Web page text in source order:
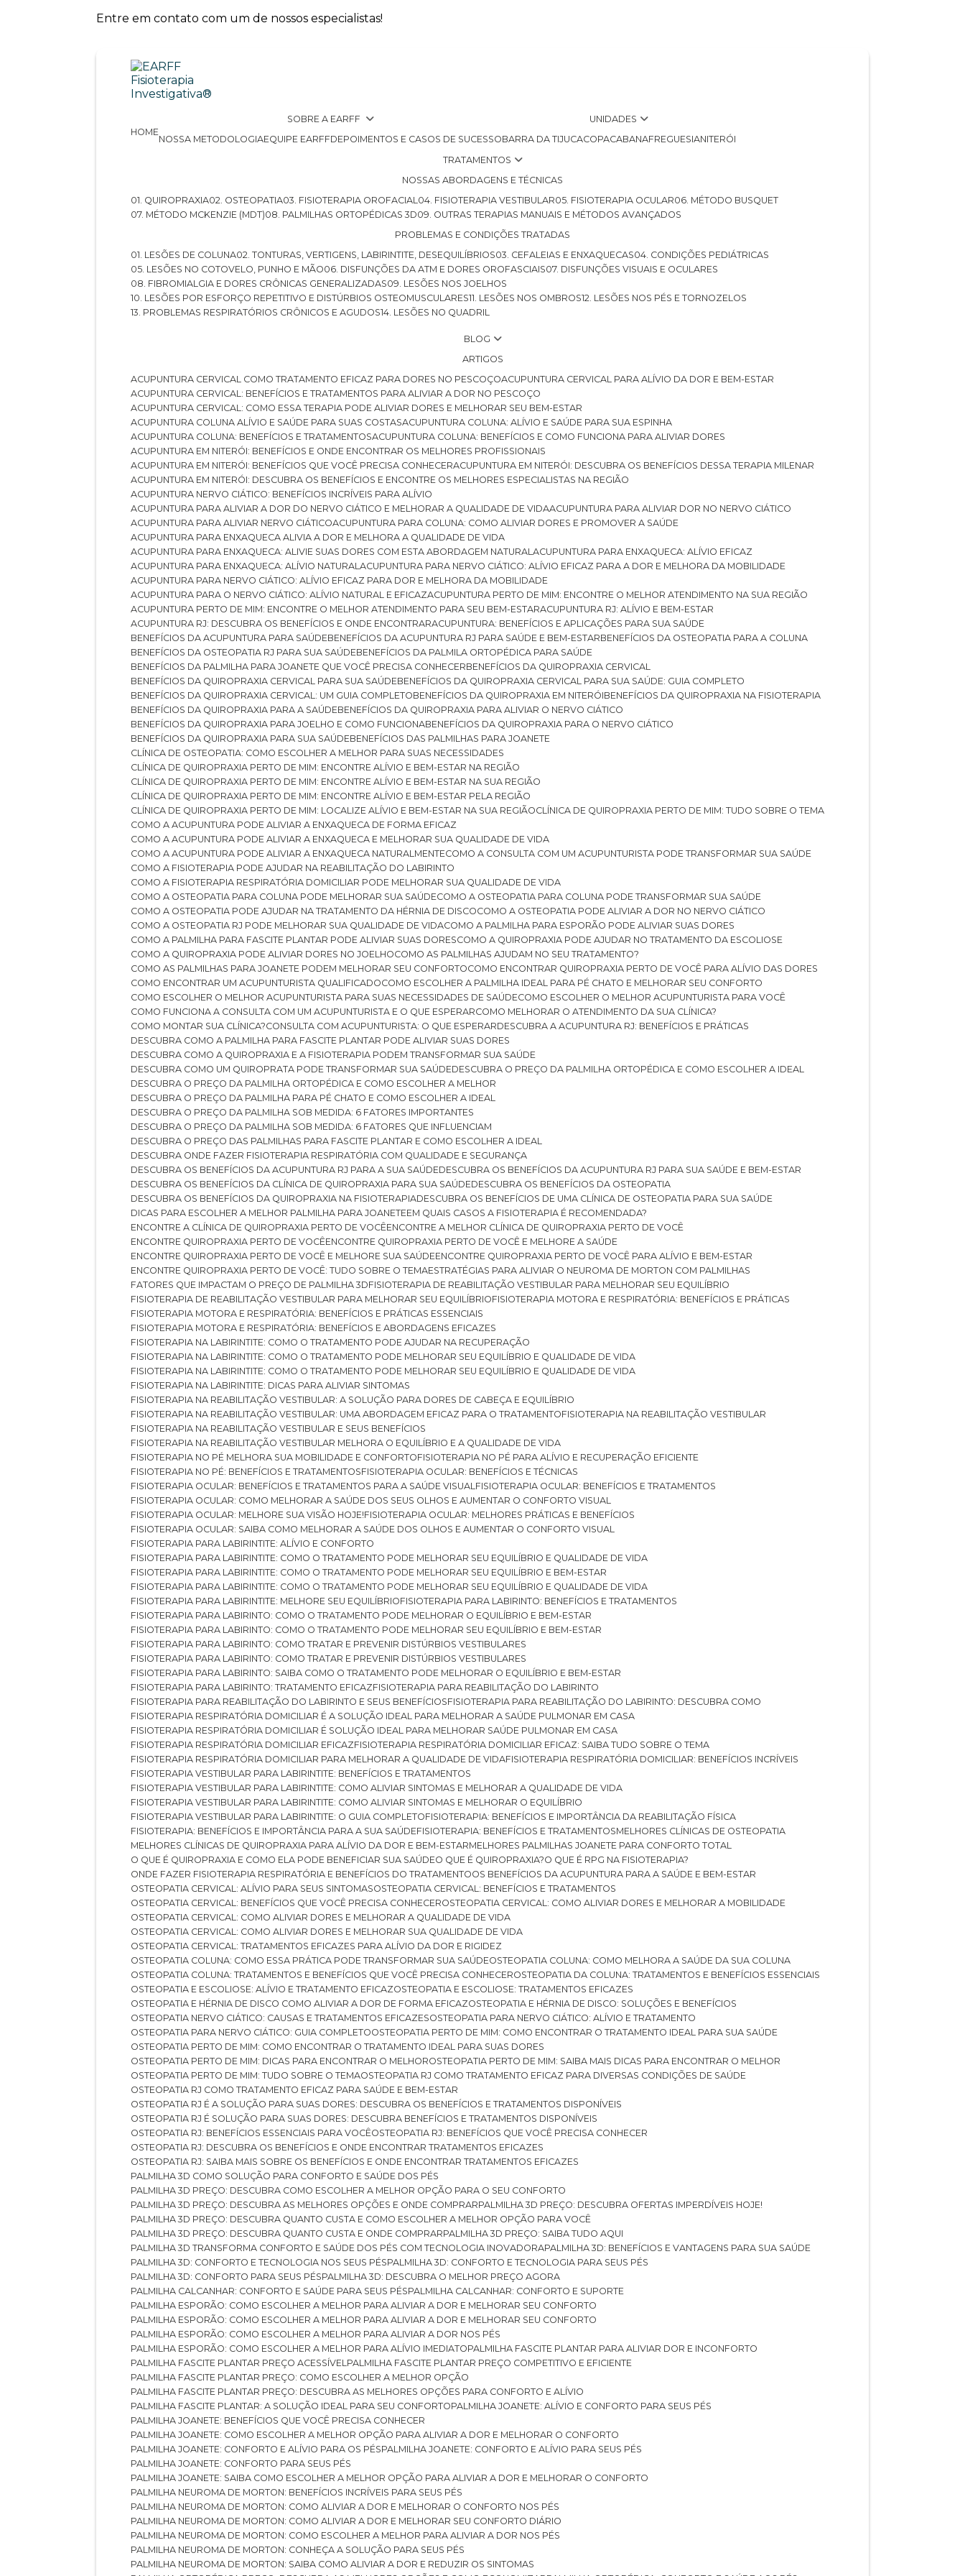
Entre em contato com um de nossos especialistas!
HOME
SOBRE A EARFF
NOSSA METODOLOGIA EQUIPE EARFF DEPOIMENTOS E CASOS DE SUCESSO
UNIDADES
BARRA DA TIJUCA
COPACABANA FREGUESIA
NITERÓI
TRATAMENTOS
NOSSAS ABORDAGENS E TÉCNICAS
01. QUIROPRAXIA
02. OSTEOPATIA 03. FISIOTERAPIA OROFACIAL 04. FISIOTERAPIA VESTIBULAR 05. FISIOTERAPIA OCULAR
06. MÉTODO BUSQUET
07. MÉTODO MCKENZIE (MDT)
08. PALMILHAS ORTOPÉDICAS 3D
09. OUTRAS TERAPIAS MANUAIS E MÉTODOS AVANÇADOS
PROBLEMAS E CONDIÇÕES TRATADAS
01. LESÕES DE COLUNA
02. TONTURAS, VERTIGENS, LABIRINTITE, DESEQUILÍBRIOS 03. CEFALEIAS E ENXAQUECAS
04. CONDIÇÕES PEDIÁTRICAS
05. LESÕES NO COTOVELO, PUNHO E MÃO
06. DISFUNÇÕES DA ATM E DORES OROFASCIAIS
07. DISFUNÇÕES VISUAIS E OCULARES
08. FIBROMIALGIA E DORES CRÔNICAS GENERALIZADAS
09. LESÕES NOS JOELHOS
10. LESÕES POR ESFORÇO REPETITIVO E DISTÚRBIOS OSTEOMUSCULARES 11. LESÕES NOS OMBROS 12. LESÕES NOS PÉS E TORNOZELOS
13. PROBLEMAS RESPIRATÓRIOS CRÔNICOS E AGUDOS 14. LESÕES NO QUADRIL
BLOG
ARTIGOS
ACUPUNTURA CERVICAL COMO TRATAMENTO EFICAZ PARA DORES NO PESCOÇO
ACUPUNTURA CERVICAL PARA ALÍVIO DA DOR E BEM-ESTAR
ACUPUNTURA CERVICAL: BENEFÍCIOS E TRATAMENTOS PARA ALIVIAR A DOR NO PESCOÇO
ACUPUNTURA CERVICAL: COMO ESSA TERAPIA PODE ALIVIAR DORES E MELHORAR SEU BEM-ESTAR
ACUPUNTURA COLUNA ALÍVIO E SAÚDE PARA SUAS COSTAS
ACUPUNTURA COLUNA: ALÍVIO E SAÚDE PARA SUA ESPINHA
ACUPUNTURA COLUNA: BENEFÍCIOS E TRATAMENTOS
ACUPUNTURA COLUNA: BENEFÍCIOS E COMO FUNCIONA PARA ALIVIAR DORES
ACUPUNTURA EM NITERÓI: BENEFÍCIOS E ONDE ENCONTRAR OS MELHORES PROFISSIONAIS
ACUPUNTURA EM NITERÓI: BENEFÍCIOS QUE VOCÊ PRECISA CONHECER
ACUPUNTURA EM NITERÓI: DESCUBRA OS BENEFÍCIOS DESSA TERAPIA MILENAR
ACUPUNTURA EM NITERÓI: DESCUBRA OS BENEFÍCIOS E ENCONTRE OS MELHORES ESPECIALISTAS NA REGIÃO
ACUPUNTURA NERVO CIÁTICO: BENEFÍCIOS INCRÍVEIS PARA ALÍVIO
ACUPUNTURA PARA ALIVIAR A DOR DO NERVO CIÁTICO E MELHORAR A QUALIDADE DE VIDA
ACUPUNTURA PARA ALIVIAR DOR NO NERVO CIÁTICO
ACUPUNTURA PARA ALIVIAR NERVO CIÁTICO
ACUPUNTURA PARA COLUNA: COMO ALIVIAR DORES E PROMOVER A SAÚDE
ACUPUNTURA PARA ENXAQUECA ALIVIA A DOR E MELHORA A QUALIDADE DE VIDA
ACUPUNTURA PARA ENXAQUECA: ALIVIE SUAS DORES COM ESTA ABORDAGEM NATURAL
ACUPUNTURA PARA ENXAQUECA: ALÍVIO EFICAZ
ACUPUNTURA PARA ENXAQUECA: ALÍVIO NATURAL
ACUPUNTURA PARA NERVO CIÁTICO: ALÍVIO EFICAZ PARA A DOR E MELHORA DA MOBILIDADE
ACUPUNTURA PARA NERVO CIÁTICO: ALÍVIO EFICAZ PARA DOR E MELHORA DA MOBILIDADE
ACUPUNTURA PARA O NERVO CIÁTICO: ALÍVIO NATURAL E EFICAZ
ACUPUNTURA PERTO DE MIM: ENCONTRE O MELHOR ATENDIMENTO NA SUA REGIÃO
ACUPUNTURA PERTO DE MIM: ENCONTRE O MELHOR ATENDIMENTO PARA SEU BEM-ESTAR
ACUPUNTURA RJ: ALÍVIO E BEM-ESTAR
ACUPUNTURA RJ: DESCUBRA OS BENEFÍCIOS E ONDE ENCONTRAR
ACUPUNTURA: BENEFÍCIOS E APLICAÇÕES PARA SUA SAÚDE
BENEFÍCIOS DA ACUPUNTURA PARA SAÚDE
BENEFÍCIOS DA ACUPUNTURA RJ PARA SAÚDE E BEM-ESTAR
BENEFÍCIOS DA OSTEOPATIA PARA A COLUNA
BENEFÍCIOS DA OSTEOPATIA RJ PARA SUA SAÚDE
BENEFÍCIOS DA PALMILA ORTOPÉDICA PARA SAÚDE
BENEFÍCIOS DA PALMILHA PARA JOANETE QUE VOCÊ PRECISA CONHECER
BENEFÍCIOS DA QUIROPRAXIA CERVICAL
BENEFÍCIOS DA QUIROPRAXIA CERVICAL PARA SUA SAÚDE
BENEFÍCIOS DA QUIROPRAXIA CERVICAL PARA SUA SAÚDE: GUIA COMPLETO
BENEFÍCIOS DA QUIROPRAXIA CERVICAL: UM GUIA COMPLETO
BENEFÍCIOS DA QUIROPRAXIA EM NITERÓI
BENEFÍCIOS DA QUIROPRAXIA NA FISIOTERAPIA
BENEFÍCIOS DA QUIROPRAXIA PARA A SAÚDE
BENEFÍCIOS DA QUIROPRAXIA PARA ALIVIAR O NERVO CIÁTICO
BENEFÍCIOS DA QUIROPRAXIA PARA JOELHO E COMO FUNCIONA
BENEFÍCIOS DA QUIROPRAXIA PARA O NERVO CIÁTICO
BENEFÍCIOS DA QUIROPRAXIA PARA SUA SAÚDE
BENEFÍCIOS DAS PALMILHAS PARA JOANETE
CLÍNICA DE OSTEOPATIA: COMO ESCOLHER A MELHOR PARA SUAS NECESSIDADES
CLÍNICA DE QUIROPRAXIA PERTO DE MIM: ENCONTRE ALÍVIO E BEM-ESTAR NA REGIÃO
CLÍNICA DE QUIROPRAXIA PERTO DE MIM: ENCONTRE ALÍVIO E BEM-ESTAR NA SUA REGIÃO
CLÍNICA DE QUIROPRAXIA PERTO DE MIM: ENCONTRE ALÍVIO E BEM-ESTAR PELA REGIÃO
CLÍNICA DE QUIROPRAXIA PERTO DE MIM: LOCALIZE ALÍVIO E BEM-ESTAR NA SUA REGIÃO
CLÍNICA DE QUIROPRAXIA PERTO DE MIM: TUDO SOBRE O TEMA
COMO A ACUPUNTURA PODE ALIVIAR A ENXAQUECA DE FORMA EFICAZ
COMO A ACUPUNTURA PODE ALIVIAR A ENXAQUECA E MELHORAR SUA QUALIDADE DE VIDA
COMO A ACUPUNTURA PODE ALIVIAR A ENXAQUECA NATURALMENTE
COMO A CONSULTA COM UM ACUPUNTURISTA PODE TRANSFORMAR SUA SAÚDE
COMO A FISIOTERAPIA PODE AJUDAR NA REABILITAÇÃO DO LABIRINTO
COMO A FISIOTERAPIA RESPIRATÓRIA DOMICILIAR PODE MELHORAR SUA QUALIDADE DE VIDA
COMO A OSTEOPATIA PARA COLUNA PODE MELHORAR SUA SAÚDE
COMO A OSTEOPATIA PARA COLUNA PODE TRANSFORMAR SUA SAÚDE
COMO A OSTEOPATIA PODE AJUDAR NA TRATAMENTO DA HÉRNIA DE DISCO
COMO A OSTEOPATIA PODE ALIVIAR A DOR NO NERVO CIÁTICO
COMO A OSTEOPATIA RJ PODE MELHORAR SUA QUALIDADE DE VIDA
COMO A PALMILHA PARA ESPORÃO PODE ALIVIAR SUAS DORES
COMO A PALMILHA PARA FASCITE PLANTAR PODE ALIVIAR SUAS DORES
COMO A QUIROPRAXIA PODE AJUDAR NO TRATAMENTO DA ESCOLIOSE
COMO A QUIROPRAXIA PODE ALIVIAR DORES NO JOELHO
COMO AS PALMILHAS AJUDAM NO SEU TRATAMENTO?
COMO AS PALMILHAS PARA JOANETE PODEM MELHORAR SEU CONFORTO
COMO ENCONTRAR QUIROPRAXIA PERTO DE VOCÊ PARA ALÍVIO DAS DORES
COMO ENCONTRAR UM ACUPUNTURISTA QUALIFICADO
COMO ESCOLHER A PALMILHA IDEAL PARA PÉ CHATO E MELHORAR SEU CONFORTO
COMO ESCOLHER O MELHOR ACUPUNTURISTA PARA SUAS NECESSIDADES DE SAÚDE
COMO ESCOLHER O MELHOR ACUPUNTURISTA PARA VOCÊ
COMO FUNCIONA A CONSULTA COM UM ACUPUNTURISTA E O QUE ESPERAR
COMO MELHORAR O ATENDIMENTO DA SUA CLÍNICA?
COMO MONTAR SUA CLÍNICA?
CONSULTA COM ACUPUNTURISTA: O QUE ESPERAR
DESCUBRA A ACUPUNTURA RJ: BENEFÍCIOS E PRÁTICAS
DESCUBRA COMO A PALMILHA PARA FASCITE PLANTAR PODE ALIVIAR SUAS DORES
DESCUBRA COMO A QUIROPRAXIA E A FISIOTERAPIA PODEM TRANSFORMAR SUA SAÚDE
DESCUBRA COMO UM QUIROPRATA PODE TRANSFORMAR SUA SAÚDE
DESCUBRA O PREÇO DA PALMILHA ORTOPÉDICA E COMO ESCOLHER A IDEAL
DESCUBRA O PREÇO DA PALMILHA ORTOPÉDICA E COMO ESCOLHER A MELHOR
DESCUBRA O PREÇO DA PALMILHA PARA PÉ CHATO E COMO ESCOLHER A IDEAL
DESCUBRA O PREÇO DA PALMILHA SOB MEDIDA: 6 FATORES IMPORTANTES
DESCUBRA O PREÇO DA PALMILHA SOB MEDIDA: 6 FATORES QUE INFLUENCIAM
DESCUBRA O PREÇO DAS PALMILHAS PARA FASCITE PLANTAR E COMO ESCOLHER A IDEAL
DESCUBRA ONDE FAZER FISIOTERAPIA RESPIRATÓRIA COM QUALIDADE E SEGURANÇA
DESCUBRA OS BENEFÍCIOS DA ACUPUNTURA RJ PARA A SUA SAÚDE
DESCUBRA OS BENEFÍCIOS DA ACUPUNTURA RJ PARA SUA SAÚDE E BEM-ESTAR
DESCUBRA OS BENEFÍCIOS DA CLÍNICA DE QUIROPRAXIA PARA SUA SAÚDE
DESCUBRA OS BENEFÍCIOS DA OSTEOPATIA
DESCUBRA OS BENEFÍCIOS DA QUIROPRAXIA NA FISIOTERAPIA
DESCUBRA OS BENEFÍCIOS DE UMA CLÍNICA DE OSTEOPATIA PARA SUA SAÚDE
DICAS PARA ESCOLHER A MELHOR PALMILHA PARA JOANETE EM QUAIS CASOS A FISIOTERAPIA É RECOMENDADA?
ENCONTRE A CLÍNICA DE QUIROPRAXIA PERTO DE VOCÊ ENCONTRE A MELHOR CLÍNICA DE QUIROPRAXIA PERTO DE VOCÊ
ENCONTRE QUIROPRAXIA PERTO DE VOCÊ ENCONTRE QUIROPRAXIA PERTO DE VOCÊ E MELHORE A SAÚDE
ENCONTRE QUIROPRAXIA PERTO DE VOCÊ E MELHORE SUA SAÚDE ENCONTRE QUIROPRAXIA PERTO DE VOCÊ PARA ALÍVIO E BEM-ESTAR
ENCONTRE QUIROPRAXIA PERTO DE VOCÊ: TUDO SOBRE O TEMA ESTRATÉGIAS PARA ALIVIAR O NEUROMA DE MORTON COM PALMILHAS
FATORES QUE IMPACTAM O PREÇO DE PALMILHA 3D
FISIOTERAPIA DE REABILITAÇÃO VESTIBULAR PARA MELHORAR SEU EQUILÍBRIO
FISIOTERAPIA DE REABILITAÇÃO VESTIBULAR PARA MELHORAR SEU EQUILÍBRIO
FISIOTERAPIA MOTORA E RESPIRATÓRIA: BENEFÍCIOS E PRÁTICAS
FISIOTERAPIA MOTORA E RESPIRATÓRIA: BENEFÍCIOS E PRÁTICAS ESSENCIAIS
FISIOTERAPIA MOTORA E RESPIRATÓRIA: BENEFÍCIOS E ABORDAGENS EFICAZES
FISIOTERAPIA NA LABIRINTITE: COMO O TRATAMENTO PODE AJUDAR NA RECUPERAÇÃO
FISIOTERAPIA NA LABIRINTITE: COMO O TRATAMENTO PODE MELHORAR SEU EQUILÍBRIO E QUALIDADE DE VIDA
FISIOTERAPIA NA LABIRINTITE: COMO O TRATAMENTO PODE MELHORAR SEU EQUILÍBRIO E QUALIDADE DE VIDA
FISIOTERAPIA NA LABIRINTITE: DICAS PARA ALIVIAR SINTOMAS
FISIOTERAPIA NA REABILITAÇÃO VESTIBULAR: A SOLUÇÃO PARA DORES DE CABEÇA E EQUILÍBRIO
FISIOTERAPIA NA REABILITAÇÃO VESTIBULAR: UMA ABORDAGEM EFICAZ PARA O TRATAMENTO
FISIOTERAPIA NA REABILITAÇÃO VESTIBULAR
FISIOTERAPIA NA REABILITAÇÃO VESTIBULAR E SEUS BENEFÍCIOS
FISIOTERAPIA NA REABILITAÇÃO VESTIBULAR MELHORA O EQUILÍBRIO E A QUALIDADE DE VIDA
FISIOTERAPIA NO PÉ MELHORA SUA MOBILIDADE E CONFORTO
FISIOTERAPIA NO PÉ PARA ALÍVIO E RECUPERAÇÃO EFICIENTE
FISIOTERAPIA NO PÉ: BENEFÍCIOS E TRATAMENTOS
FISIOTERAPIA OCULAR: BENEFÍCIOS E TÉCNICAS
FISIOTERAPIA OCULAR: BENEFÍCIOS E TRATAMENTOS PARA A SAÚDE VISUAL FISIOTERAPIA OCULAR: BENEFÍCIOS E TRATAMENTOS
FISIOTERAPIA OCULAR: COMO MELHORAR A SAÚDE DOS SEUS OLHOS E AUMENTAR O CONFORTO VISUAL
FISIOTERAPIA OCULAR: MELHORE SUA VISÃO HOJE! FISIOTERAPIA OCULAR: MELHORES PRÁTICAS E BENEFÍCIOS
FISIOTERAPIA OCULAR: SAIBA COMO MELHORAR A SAÚDE DOS OLHOS E AUMENTAR O CONFORTO VISUAL
FISIOTERAPIA PARA LABIRINTITE: ALÍVIO E CONFORTO
FISIOTERAPIA PARA LABIRINTITE: COMO O TRATAMENTO PODE MELHORAR SEU EQUILÍBRIO E QUALIDADE DE VIDA
FISIOTERAPIA PARA LABIRINTITE: COMO O TRATAMENTO PODE MELHORAR SEU EQUILÍBRIO E BEM-ESTAR
FISIOTERAPIA PARA LABIRINTITE: COMO O TRATAMENTO PODE MELHORAR SEU EQUILÍBRIO E QUALIDADE DE VIDA
FISIOTERAPIA PARA LABIRINTITE: MELHORE SEU EQUILÍBRIO
FISIOTERAPIA PARA LABIRINTO: BENEFÍCIOS E TRATAMENTOS
FISIOTERAPIA PARA LABIRINTO: COMO O TRATAMENTO PODE MELHORAR O EQUILÍBRIO E BEM-ESTAR
FISIOTERAPIA PARA LABIRINTO: COMO O TRATAMENTO PODE MELHORAR SEU EQUILÍBRIO E BEM-ESTAR
FISIOTERAPIA PARA LABIRINTO: COMO TRATAR E PREVENIR DISTÚRBIOS VESTIBULARES
FISIOTERAPIA PARA LABIRINTO: COMO TRATAR E PREVENIR DISTÚRBIOS VESTIBULARES
FISIOTERAPIA PARA LABIRINTO: SAIBA COMO O TRATAMENTO PODE MELHORAR O EQUILÍBRIO E BEM-ESTAR
FISIOTERAPIA PARA LABIRINTO: TRATAMENTO EFICAZ FISIOTERAPIA PARA REABILITAÇÃO DO LABIRINTO
FISIOTERAPIA PARA REABILITAÇÃO DO LABIRINTO E SEUS BENEFÍCIOS
FISIOTERAPIA PARA REABILITAÇÃO DO LABIRINTO: DESCUBRA COMO
FISIOTERAPIA RESPIRATÓRIA DOMICILIAR É A SOLUÇÃO IDEAL PARA MELHORAR A SAÚDE PULMONAR EM CASA
FISIOTERAPIA RESPIRATÓRIA DOMICILIAR É SOLUÇÃO IDEAL PARA MELHORAR SAÚDE PULMONAR EM CASA
FISIOTERAPIA RESPIRATÓRIA DOMICILIAR EFICAZ FISIOTERAPIA RESPIRATÓRIA DOMICILIAR EFICAZ: SAIBA TUDO SOBRE O TEMA
FISIOTERAPIA RESPIRATÓRIA DOMICILIAR PARA MELHORAR A QUALIDADE DE VIDA FISIOTERAPIA RESPIRATÓRIA DOMICILIAR: BENEFÍCIOS INCRÍVEIS
FISIOTERAPIA VESTIBULAR PARA LABIRINTITE: BENEFÍCIOS E TRATAMENTOS
FISIOTERAPIA VESTIBULAR PARA LABIRINTITE: COMO ALIVIAR SINTOMAS E MELHORAR A QUALIDADE DE VIDA
FISIOTERAPIA VESTIBULAR PARA LABIRINTITE: COMO ALIVIAR SINTOMAS E MELHORAR O EQUILÍBRIO
FISIOTERAPIA VESTIBULAR PARA LABIRINTITE: O GUIA COMPLETO
FISIOTERAPIA: BENEFÍCIOS E IMPORTÂNCIA DA REABILITAÇÃO FÍSICA
FISIOTERAPIA: BENEFÍCIOS E IMPORTÂNCIA PARA A SUA SAÚDE FISIOTERAPIA: BENEFÍCIOS E TRATAMENTOS
MELHORES CLÍNICAS DE OSTEOPATIA
MELHORES CLÍNICAS DE QUIROPRAXIA PARA ALÍVIO DA DOR E BEM-ESTAR
MELHORES PALMILHAS JOANETE PARA CONFORTO TOTAL
O QUE É QUIROPRAXIA E COMO ELA PODE BENEFICIAR SUA SAÚDE
O QUE É QUIROPRAXIA?
O QUE É RPG NA FISIOTERAPIA?
ONDE FAZER FISIOTERAPIA RESPIRATÓRIA E BENEFÍCIOS DO TRATAMENTO
OS BENEFÍCIOS DA ACUPUNTURA PARA A SAÚDE E BEM-ESTAR
OSTEOPATIA CERVICAL: ALÍVIO PARA SEUS SINTOMAS
OSTEOPATIA CERVICAL: BENEFÍCIOS E TRATAMENTOS
OSTEOPATIA CERVICAL: BENEFÍCIOS QUE VOCÊ PRECISA CONHECER
OSTEOPATIA CERVICAL: COMO ALIVIAR DORES E MELHORAR A MOBILIDADE
OSTEOPATIA CERVICAL: COMO ALIVIAR DORES E MELHORAR A QUALIDADE DE VIDA
OSTEOPATIA CERVICAL: COMO ALIVIAR DORES E MELHORAR SUA QUALIDADE DE VIDA
OSTEOPATIA CERVICAL: TRATAMENTOS EFICAZES PARA ALÍVIO DA DOR E RIGIDEZ
OSTEOPATIA COLUNA: COMO ESSA PRÁTICA PODE TRANSFORMAR SUA SAÚDE
OSTEOPATIA COLUNA: COMO MELHORA A SAÚDE DA SUA COLUNA
OSTEOPATIA COLUNA: TRATAMENTOS E BENEFÍCIOS QUE VOCÊ PRECISA CONHECER
OSTEOPATIA DA COLUNA: TRATAMENTOS E BENEFÍCIOS ESSENCIAIS
OSTEOPATIA E ESCOLIOSE: ALÍVIO E TRATAMENTO EFICAZ
OSTEOPATIA E ESCOLIOSE: TRATAMENTOS EFICAZES
OSTEOPATIA E HÉRNIA DE DISCO COMO ALIVIAR A DOR DE FORMA EFICAZ
OSTEOPATIA E HÉRNIA DE DISCO: SOLUÇÕES E BENEFÍCIOS
OSTEOPATIA NERVO CIÁTICO: CAUSAS E TRATAMENTOS EFICAZES
OSTEOPATIA PARA NERVO CIÁTICO: ALÍVIO E TRATAMENTO
OSTEOPATIA PARA NERVO CIÁTICO: GUIA COMPLETO
OSTEOPATIA PERTO DE MIM: COMO ENCONTRAR O TRATAMENTO IDEAL PARA SUA SAÚDE
OSTEOPATIA PERTO DE MIM: COMO ENCONTRAR O TRATAMENTO IDEAL PARA SUAS DORES
OSTEOPATIA PERTO DE MIM: DICAS PARA ENCONTRAR O MELHOR
OSTEOPATIA PERTO DE MIM: SAIBA MAIS DICAS PARA ENCONTRAR O MELHOR
OSTEOPATIA PERTO DE MIM: TUDO SOBRE O TEMA
OSTEOPATIA RJ COMO TRATAMENTO EFICAZ PARA DIVERSAS CONDIÇÕES DE SAÚDE
OSTEOPATIA RJ COMO TRATAMENTO EFICAZ PARA SAÚDE E BEM-ESTAR
OSTEOPATIA RJ É A SOLUÇÃO PARA SUAS DORES: DESCUBRA OS BENEFÍCIOS E TRATAMENTOS DISPONÍVEIS
OSTEOPATIA RJ É SOLUÇÃO PARA SUAS DORES: DESCUBRA BENEFÍCIOS E TRATAMENTOS DISPONÍVEIS
OSTEOPATIA RJ: BENEFÍCIOS ESSENCIAIS PARA VOCÊ
OSTEOPATIA RJ: BENEFÍCIOS QUE VOCÊ PRECISA CONHECER
OSTEOPATIA RJ: DESCUBRA OS BENEFÍCIOS E ONDE ENCONTRAR TRATAMENTOS EFICAZES
OSTEOPATIA RJ: SAIBA MAIS SOBRE OS BENEFÍCIOS E ONDE ENCONTRAR TRATAMENTOS EFICAZES
PALMILHA 3D COMO SOLUÇÃO PARA CONFORTO E SAÚDE DOS PÉS
PALMILHA 3D PREÇO: DESCUBRA COMO ESCOLHER A MELHOR OPÇÃO PARA O SEU CONFORTO
PALMILHA 3D PREÇO: DESCUBRA AS MELHORES OPÇÕES E ONDE COMPRAR
PALMILHA 3D PREÇO: DESCUBRA OFERTAS IMPERDÍVEIS HOJE!
PALMILHA 3D PREÇO: DESCUBRA QUANTO CUSTA E COMO ESCOLHER A MELHOR OPÇÃO PARA VOCÊ
PALMILHA 3D PREÇO: DESCUBRA QUANTO CUSTA E ONDE COMPRAR
PALMILHA 3D PREÇO: SAIBA TUDO AQUI
PALMILHA 3D TRANSFORMA CONFORTO E SAÚDE DOS PÉS COM TECNOLOGIA INOVADORA PALMILHA 3D: BENEFÍCIOS E VANTAGENS PARA SUA SAÚDE
PALMILHA 3D: CONFORTO E TECNOLOGIA NOS SEUS PÉS
PALMILHA 3D: CONFORTO E TECNOLOGIA PARA SEUS PÉS
PALMILHA 3D: CONFORTO PARA SEUS PÉS
PALMILHA 3D: DESCUBRA O MELHOR PREÇO AGORA
PALMILHA CALCANHAR: CONFORTO E SAÚDE PARA SEUS PÉS
PALMILHA CALCANHAR: CONFORTO E SUPORTE
PALMILHA ESPORÃO: COMO ESCOLHER A MELHOR PARA ALIVIAR A DOR E MELHORAR SEU CONFORTO
PALMILHA ESPORÃO: COMO ESCOLHER A MELHOR PARA ALIVIAR A DOR E MELHORAR SEU CONFORTO
PALMILHA ESPORÃO: COMO ESCOLHER A MELHOR PARA ALIVIAR A DOR NOS PÉS
PALMILHA ESPORÃO: COMO ESCOLHER A MELHOR PARA ALÍVIO IMEDIATO
PALMILHA FASCITE PLANTAR PARA ALIVIAR DOR E INCONFORTO
PALMILHA FASCITE PLANTAR PREÇO ACESSÍVEL PALMILHA FASCITE PLANTAR PREÇO COMPETITIVO E EFICIENTE
PALMILHA FASCITE PLANTAR PREÇO: COMO ESCOLHER A MELHOR OPÇÃO
PALMILHA FASCITE PLANTAR PREÇO: DESCUBRA AS MELHORES OPÇÕES PARA CONFORTO E ALÍVIO
PALMILHA FASCITE PLANTAR: A SOLUÇÃO IDEAL PARA SEU CONFORTO
PALMILHA JOANETE: ALÍVIO E CONFORTO PARA SEUS PÉS
PALMILHA JOANETE: BENEFÍCIOS QUE VOCÊ PRECISA CONHECER
PALMILHA JOANETE: COMO ESCOLHER A MELHOR OPÇÃO PARA ALIVIAR A DOR E MELHORAR O CONFORTO
PALMILHA JOANETE: CONFORTO E ALÍVIO PARA OS PÉS
PALMILHA JOANETE: CONFORTO E ALÍVIO PARA SEUS PÉS
PALMILHA JOANETE: CONFORTO PARA SEUS PÉS
PALMILHA JOANETE: SAIBA COMO ESCOLHER A MELHOR OPÇÃO PARA ALIVIAR A DOR E MELHORAR O CONFORTO
PALMILHA NEUROMA DE MORTON: BENEFÍCIOS INCRÍVEIS PARA SEUS PÉS
PALMILHA NEUROMA DE MORTON: COMO ALIVIAR A DOR E MELHORAR O CONFORTO NOS PÉS
PALMILHA NEUROMA DE MORTON: COMO ALIVIAR A DOR E MELHORAR SEU CONFORTO DIÁRIO
PALMILHA NEUROMA DE MORTON: COMO ESCOLHER A MELHOR PARA ALIVIAR A DOR NOS PÉS
PALMILHA NEUROMA DE MORTON: CONHEÇA A SOLUÇÃO PARA SEUS PÉS
PALMILHA NEUROMA DE MORTON: SAIBA COMO ALIVIAR A DOR E REDUZIR OS SINTOMAS